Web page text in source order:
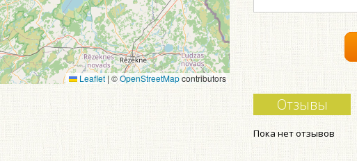
Leaflet | ©OpenStreetMapcontributors
Отзывы
Пока нет отзывов